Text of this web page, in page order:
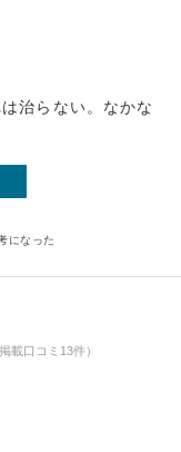
治らない。なかな
になった
載口コミ13件）